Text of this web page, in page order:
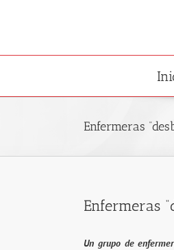
Enfermeras
Enfermeras
Un grupo de